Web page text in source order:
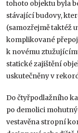
tohoto objektu byla
stávající budovy,
(samozřejmě taktéž
komplikované
k novému
statické zajištění
uskutečněny v
Do čtyřpodlažního
po demolici
vestavěna stropní